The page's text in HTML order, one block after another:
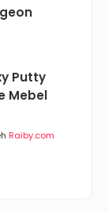
Putty
Mebel
Raiby.com